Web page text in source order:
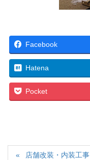
Facebook
Hatena
Pocket
店舗改装・内装工事